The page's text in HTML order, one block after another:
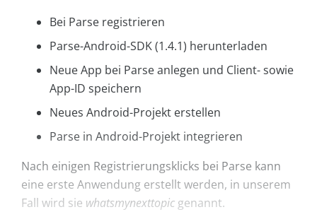
Bei Parse registrieren
Parse-Android-SDK (1.4.1) herunterladen
Neue App bei Parse anlegen und Client- sowie
App-ID speichern
Neues Android-Projekt erstellen
Parse in Android-Projekt integrieren
Nach einigen Registrierungsklicks bei Parse kann
eine erste Anwendung erstellt werden, in unserem
Fall wird sie whatsmynexttopic genannt.